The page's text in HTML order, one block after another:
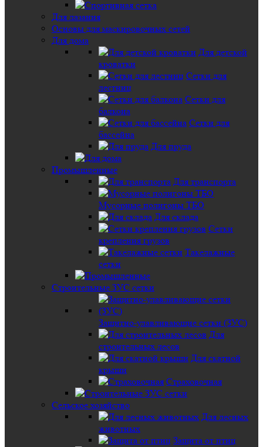
Для лазания
Основы для маскировочных сетей
Для дома
Для детской
кроватки
Сетки для
лестниц
Сетки для
балкона
Сетки для
бассейна
Для пруда
Промышленные
Для транспорта
Мусорные полигоны ТБО
Для склада
Сетки
крепления грузов
Такелажные
сетки
Строительные ЗУС сетки
Защитно-улавливающие сетки (ЗУС)
Для
строительных лесов
Для скатной
крыши
Страховочная
Сельское хозяйство
Для лесных
животных
Защита от птиц